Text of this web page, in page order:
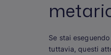
Se stai
tuttavia, questi